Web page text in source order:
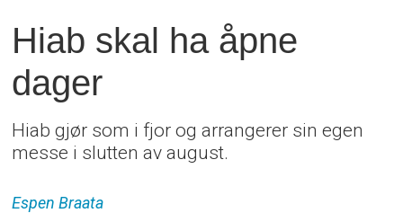
Hiab skal ha åpne
dager
Hiab gjør som i fjor og arrangerer sin egen
messe i slutten av august.
Espen Braata